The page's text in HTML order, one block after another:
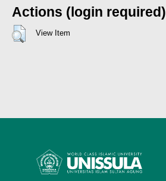
Actions (login required)
View Item